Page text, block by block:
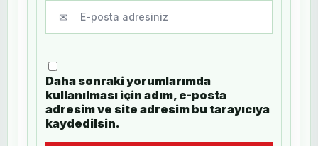
✉
Daha sonraki yorumlarımda
kullanılması için adım, e-posta
adresim ve site adresim bu tarayıcıya
kaydedilsin.